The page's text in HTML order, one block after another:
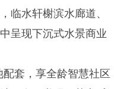
临水轩榭滨水廊道、
呈现下沉式水景商业
套，享全龄智慧社区